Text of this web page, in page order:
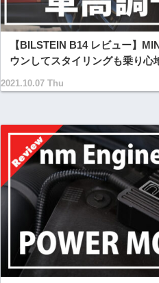
2021.10.07 Thu
【BILSTEIN B14 レビュー】
ウンしてスタイリングも乗り心